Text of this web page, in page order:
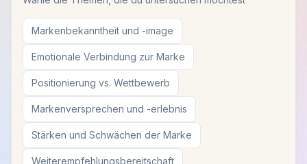
Markenbekanntheit und -image
Emotionale Verbindung zur Marke
Positionierung vs. Wettbewerb
Markenversprechen und -erlebnis
Stärken und Schwächen der Marke
Weiterempfehlungsbereitschaft